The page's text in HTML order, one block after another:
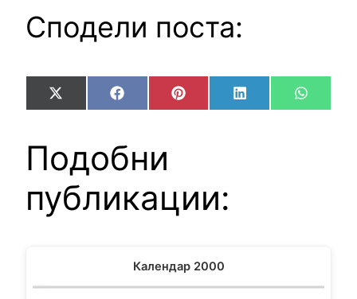
Сподели поста:
Share
on
X
(Twitter)
Share
on
FacebookShare
on
Pinterest Share
on
LinkedIn Share
on
Подобни
публикации:
Календар 2000